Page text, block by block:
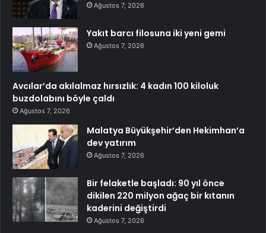
Ağustos 7, 2026
Yakıt barcı filosuna iki yeni gemi
Ağustos 7, 2026
Avcılar’da akılalmaz hırsızlık: 4 kadın 100 kiloluk
buzdolabını böyle çaldı
Ağustos 7, 2026
Malatya Büyükşehir’den Hekimhan’a
dev yatırım
Ağustos 7, 2026
Bir felaketle başladı: 90 yıl önce
dikilen 220 milyon ağaç bir kıtanın
kaderini değiştirdi
Ağustos 7, 2026